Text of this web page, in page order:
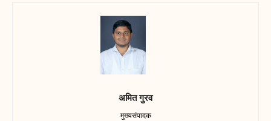
अमित गुरव
मुख्यसंपादक